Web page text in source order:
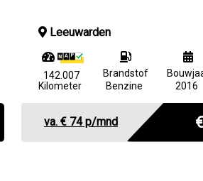
Leeuwarden
142.007
Kilometer
Brandstof
Benzine
2016
va. € 74p/mnd